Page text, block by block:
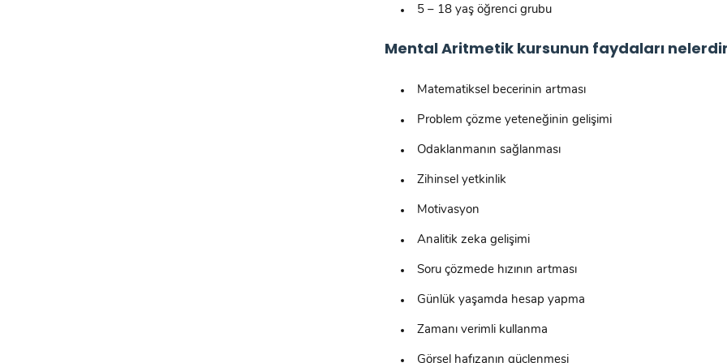
5 – 18 yaş öğrenci grubu
Mental Aritmetik kursunun faydaları
Matematiksel becerinin artması
Problem çözme yeteneğinin gelişimi
Odaklanmanın sağlanması
Zihinsel yetkinlik
Motivasyon
Analitik zeka gelişimi
Soru çözmede hızının artması
Günlük yaşamda hesap yapma
Zamanı verimli kullanma
Görsel hafızanın güçlenmesi